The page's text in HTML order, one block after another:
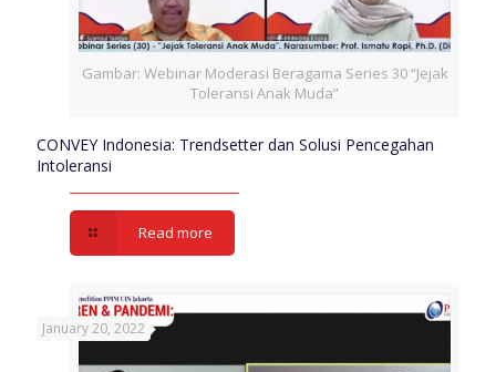
Gambar: Webinar Moderasi Beragama Series 30 “Jejak
Toleransi Anak Muda”
CONVEY Indonesia: Trendsetter dan Solusi Pencegahan
Intoleransi
Read more
January 20, 2022